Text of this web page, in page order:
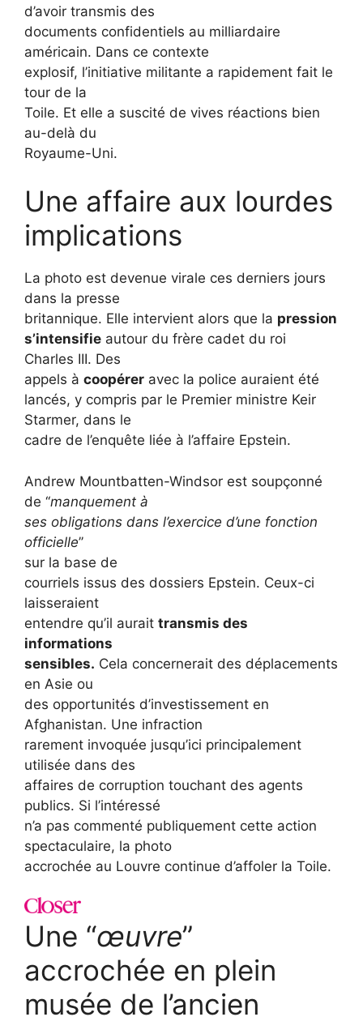
d’avoir transmis des
documents confidentiels au milliardaire
américain. Dans ce contexte
explosif, l’initiative militante a rapidement fait le
tour de la
Toile. Et elle a suscité de vives réactions bien
au-delà du
Royaume-Uni.
Une affaire aux lourdes
implications
La photo est devenue virale ces derniers jours
dans la presse
britannique. Elle intervient alors que la pression
s’intensifie autour du frère cadet du roi
Charles III. Des
appels à coopérer avec la police auraient été
lancés, y compris par le Premier ministre Keir
Starmer, dans le
cadre de l’enquête liée à l’affaire Epstein.
Andrew Mountbatten-Windsor est soupçonné
de ‘‘manquement à
ses obligations dans l’exercice d’une fonction
officielle’’
sur la base de
courriels issus des dossiers Epstein. Ceux-ci
laisseraient
entendre qu’il aurait transmis des
informations
sensibles. Cela concernerait des déplacements
en Asie ou
des opportunités d’investissement en
Afghanistan. Une infraction
rarement invoquée jusqu’ici principalement
utilisée dans des
affaires de corruption touchant des agents
publics. Si l’intéressé
n’a pas commenté publiquement cette action
spectaculaire, la photo
accrochée au Louvre continue d’affoler la Toile.
Une “œuvre”
accrochée en plein
musée de l’ancien